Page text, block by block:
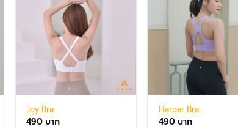
Joy Bra
490
Harper Bra
490